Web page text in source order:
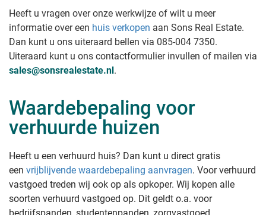
Heeft u vragen over onze werkwijze of wilt u meer
informatie over een huis verkopen aan Sons Real Estate.
Dan kunt u ons uiteraard bellen via 085-004 7350.
Uiteraard kunt u ons contactformulier invullen of mailen via
sales@sonsrealestate.nl.
Waardebepaling voor
verhuurde huizen
Heeft u een verhuurd huis? Dan kunt u direct gratis
een vrijblijvende waardebepaling aanvragen. Voor verhuurd
vastgoed treden wij ook op als opkoper. Wij kopen alle
soorten verhuurd vastgoed op. Dit geldt o.a. voor